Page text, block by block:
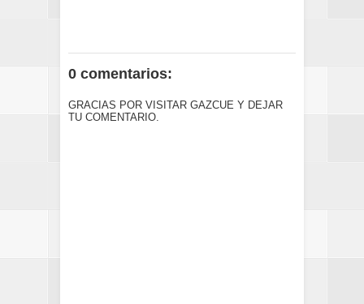
0 comentarios:
GRACIAS POR VISITAR GAZCUE Y DEJAR
TU COMENTARIO.